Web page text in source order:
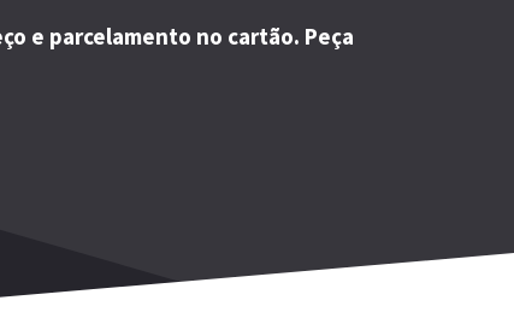
e parcelamento no cartão. Peça